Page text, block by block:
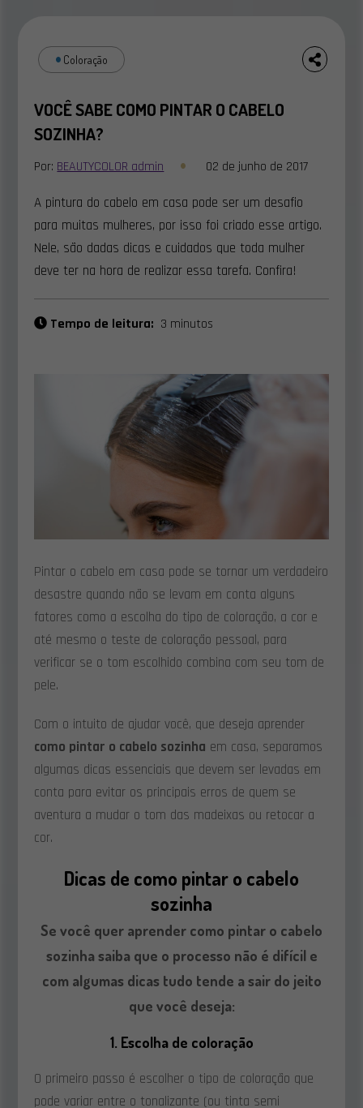
Coloração
VOCÊ SABE COMO PINTAR O CABELO
SOZINHA?
Por: BEAUTYCOLOR admin 02 de junho de 2017
A pintura do cabelo em casa pode ser um desafio
para muitas mulheres, por isso foi criado esse artigo.
Nele, são dadas dicas e cuidados que toda mulher
deve ter na hora de realizar essa tarefa. Confira!
Tempo de leitura: 3 minutos
Pintar o cabelo em casa pode se tornar um verdadeiro
desastre quando não se levam em conta alguns
fatores como a escolha do tipo de coloração, a cor e
até mesmo o teste de coloração pessoal, para
verificar se o tom escolhido combina com seu tom de
pele.
Com o intuito de ajudar você, que deseja aprender
como pintar o cabelo sozinha em casa, separamos
algumas dicas essenciais que devem ser levadas em
conta para evitar os principais erros de quem se
aventura a mudar o tom das madeixas ou retocar a
cor.
Dicas de como pintar o cabelo
sozinha
Se você quer aprender como pintar o cabelo
sozinha saiba que o processo não é difícil e
com algumas dicas tudo tende a sair do jeito
que você deseja:
1. Escolha de coloração
O primeiro passo é escolher o tipo de coloração que
pode variar entre o tonalizante (ou tinta semi